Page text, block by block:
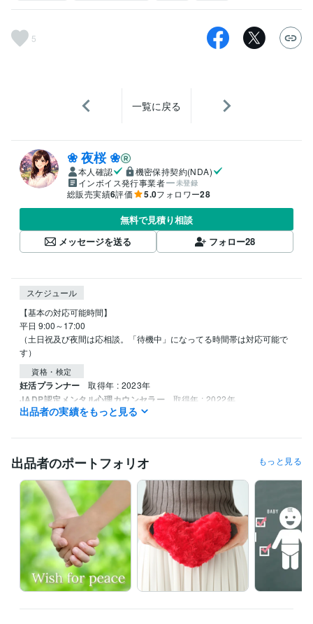
5
一覧に戻る
❀ 夜桜 ❀
本人確認
機密保持契約(NDA)
インボイス発行事業者
未登録
総販売実績6評価 5.0フォロワー28
無料で見積り相談
メッセージを送る
フォロー28
スケジュール
【基本の対応可能時間】
平日 9:00～17:00
（土日祝及び夜間は応相談。「待機中」になってる時間帯は対応可能で
資格・検定
妊活プランナー 取得年 : 2023年
JADP認定メンタル心理カウンセラー 取得年 : 2022年
上級心理カウンセラー 取得年 : 2023年
メンタル心理カウンセラー 取得年 : 2021年
上級心理カウンセラー
夫婦カウンセラー 取得年 : 2022年
出品者の実績をもっと見る
出品者のポートフォリオ もっと見る